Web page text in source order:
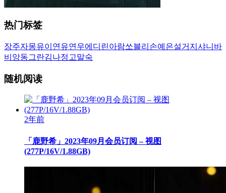
热门标签
장주자몽유이 연유연우에디린아람쏘블리 손예은설거지 샤니 바
비앙동그란김나정 고말숙
随机阅读
2年前
「鹿野希」2023年09月会员订阅 – 视图
(277P/16V/1.88GB)